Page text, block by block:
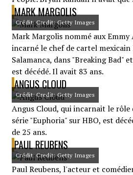
MARK MARGOLIS
Crédit: Credit: Getty Images
Mark Margolis nommé aux
incarné le chef de cartel
Salamanca, dans "Breaking Bad"
est décédé. Il avait 83 ans.
ANGUS CLOUD
Crédit: Credit: Getty Images
Angus Cloud, qui incarnait le rôle
série "Euphoria" sur HBO, est
de 25 ans.
PAUL REUBENS
Crédit: Credit: Getty Images
Paul Reubens, l'acteur et